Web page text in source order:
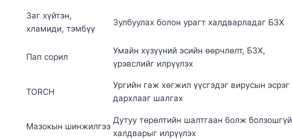
Заг хүйтэн,
хламиди, тэмбүү
Зулбуулах болон урагт халдварладаг БЗХ
Пап сорил
Умайн хүзүүний эсийн өөрчлөлт, БЗХ,
үрэвслийг илрүүлэх
ТОRСН
Ургийн гаж хөгжил үүсгэдэг вирусын эсрэг
дархлааг шалгах
Мазокын шинжилгээ
Дутуу төрөлтийн шалтгаан болж болзошгүй
халдварыг илрүүлэх